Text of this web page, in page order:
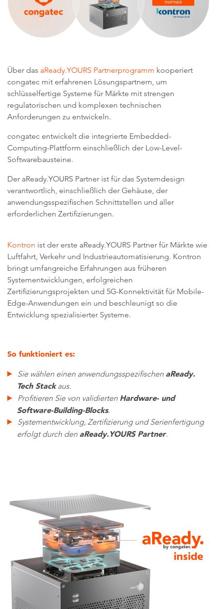
Über das aReady.YOURS Partnerprogramm kooperiert
congatec mit erfahrenen Lösungspartnern, um
schlüsselfertige Systeme für Märkte mit strengen
regulatorischen und komplexen technischen
Anforderungen zu entwickeln.
congatec entwickelt die integrierte Embedded-
Computing-Plattform einschließlich der Low-Level-
Softwarebausteine.
Der aReady.YOURS Partner ist für das Systemdesign
verantwortlich, einschließlich der Gehäuse, der
anwendungsspezifischen Schnittstellen und aller
erforderlichen Zertifizierungen.
Kontron ist der erste aReady.YOURS Partner für Märkte wie
Luftfahrt, Verkehr und Industrieautomatisierung. Kontron
bringt umfangreiche Erfahrungen aus früheren
Systementwicklungen, erfolgreichen
Zertifizierungsprojekten und 5G-Konnektivität für Mobile-
Edge-Anwendungen ein und beschleunigt so die
Entwicklung spezialisierter Systeme.
So funktioniert es:
Sie wählen einen anwendungsspezifischen aReady.
Tech Stackaus.
Profitieren Sie von validierten Hardware- und
Software-Building-Blocks.
Systementwicklung, Zertifizierung und Serienfertigung
erfolgt durch den aReady.YOURS Partner.